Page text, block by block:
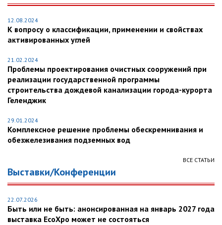
12.08.2024
К вопросу о классификации, применении и свойствах
активированных углей
21.02.2024
Проблемы проектирования очистных сооружений при
реализации государственной программы
строительства дождевой канализации города-курорта
Геленджик
29.01.2024
Комплексное решение проблемы обескремнивания и
обезжелезивания подземных вод
ВСЕ СТАТЬИ
Выставки/Конференции
22.07.2026
Быть или не быть: анонсированная на январь 2027 года
выставка EcoXpo может не состояться